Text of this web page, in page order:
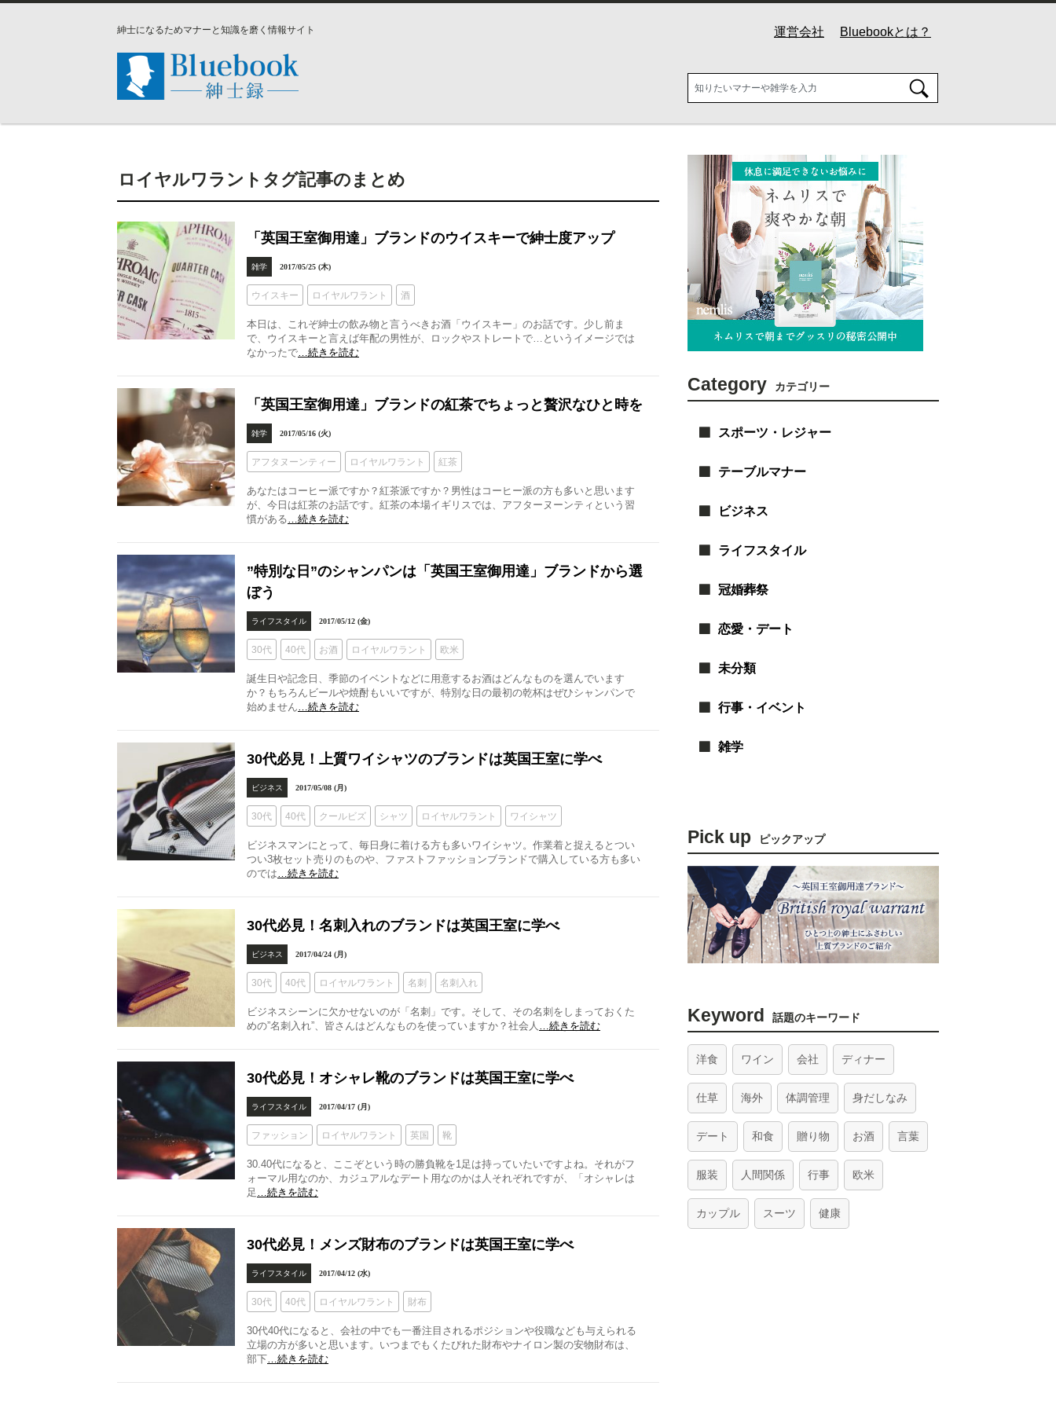
紳士になるためマナーと知識を磨く情報サイト Bluebookとは？
運営会社
ロイヤルワラントタグ記事のまとめ
「英国王室御用達」ブランドのウイスキーで紳士度アップ
雑学 2017/05/25 (木)
ウイスキー ロイヤルワラント 酒
本日は、これぞ紳士の飲み物と言うべきお酒「ウイスキー」のお話です。少し前ま
で、ウイスキーと言えば年配の男性が、ロックやストレートで…というイメージでは
なかったで…続きを読む
「英国王室御用達」ブランドの紅茶でちょっと贅沢なひと時を
雑学 2017/05/16 (火)
アフタヌーンティー ロイヤルワラント 紅茶
あなたはコーヒー派ですか？紅茶派ですか？男性はコーヒー派の方も多いと思います
が、今日は紅茶のお話です。紅茶の本場イギリスでは、アフターヌーンティという習
慣がある…続きを読む
”特別な日”のシャンパンは「英国王室御用達」ブランドから選
ぼう
ライフスタイル 2017/05/12 (金)
30代 40代 お酒 ロイヤルワラント 欧米
誕生日や記念日、季節のイベントなどに用意するお酒はどんなものを選んでいます
か？もちろんビールや焼酎もいいですが、特別な日の最初の乾杯はぜひシャンパンで
始めません…続きを読む
30代必見！上質ワイシャツのブランドは英国王室に学べ
ビジネス 2017/05/08 (月)
30代 40代 クールビズ シャツ ロイヤルワラント ワイシャツ
ビジネスマンにとって、毎日身に着ける方も多いワイシャツ。作業着と捉えるとつい
つい3枚セット売りのものや、ファストファッションブランドで購入している方も多い
のでは…続きを読む
30代必見！名刺入れのブランドは英国王室に学べ
ビジネス 2017/04/24 (月)
30代 40代 ロイヤルワラント 名刺 名刺入れ
ビジネスシーンに欠かせないのが「名刺」です。そして、その名刺をしまっておくた
めの”名刺入れ”、皆さんはどんなものを使っていますか？社会人 …続きを読む
30代必見！オシャレ靴のブランドは英国王室に学べ
ライフスタイル 2017/04/17 (月)
ファッション ロイヤルワラント 英国 靴
30.40代になると、ここぞという時の勝負靴を1足は持っていたいですよね。それがフ
ォーマル用なのか、カジュアルなデート用なのかは人それぞれですが、「オシャレは
足 …続きを読む
30代必見！メンズ財布のブランドは英国王室に学べ
ライフスタイル 2017/04/12 (水)
30代 40代 ロイヤルワラント 財布
30代40代になると、会社の中でも一番注目されるポジションや役職なども与えられる
立場の方が多いと思います。いつまでもくたびれた財布やナイロン製の安物財布は、
部下…続きを読む
Category カテゴリー
スポーツ・レジャー
テーブルマナー
ビジネス
ライフスタイル
冠婚葬祭
恋愛・デート
未分類
行事・イベント
雑学
Pick up ピックアップ
Keyword 話題のキーワード
洋食 ワイン 会社 ディナー
仕草 海外 体調管理 身だしなみ
デート 和食 贈り物 お酒 言葉
服装 人間関係 行事 欧米
カップル スーツ 健康